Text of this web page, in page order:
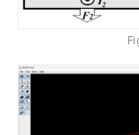
災害・防災
薬学及び基礎医学